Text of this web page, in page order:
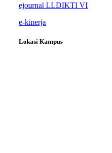
ejournal LLDIKTI VI
e-kinerja
Lokasi Kampus